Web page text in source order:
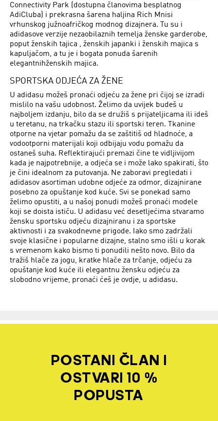
Connectivity Park (dostupna članovima besplatnog
AdiCluba) i prekrasna šarena haljina Rich Mnisi
vrhunskog južnoafričkog modnog dizajnera. Tu su i
adidasove verzije nezaobilaznih temelja ženske garderobe,
poput ženskih tajica , ženskih japanki i ženskih majica s
kapuljačom, a tu je i bogata ponuda šarenih
elegantnihženskih majica.
SPORTSKA ODJEĆA ZA ŽENE
U adidasu možeš pronaći odjeću za žene pri čijoj se izradi
mislilo na vašu udobnost. Želimo da uvijek budeš u
najboljem izdanju, bilo da se družiš s prijateljicama ili ideš
u teretanu, na trkačku stazu ili sportski teren. Tkanine
otporne na vjetar pomažu da se zaštitiš od hladnoće, a
vodootporni materijali koji odbijaju vodu pomažu da
ostaneš suha. Reflektirajući premazi čine te vidljivijom
kada je najpotrebnije, a odjeća se i može lako spakirati, što
je čini idealnom za putovanja. Ne zaboravi pregledati i
adidasov asortiman udobne odjeće za odmor, dizajnirane
posebno za opuštanje kod kuće. Svi se ponekad samo
želimo opustiti, a u našoj ponudi možeš pronaći modele
koji se doista ističu. U adidasu već desetljećima stvaramo
žensku sportsku odjeću dizajniranu i za sportske
aktivnosti i za svakodnevne prigode. Iako smo zadržali
svoje klasične i popularne dizajne, stalno smo išli u korak
s vremenom kako bismo ti ponudili nešto novo. Bilo da
tražiš hlače za jogu, kratke hlače za trčanje, odjeću za
opuštanje kod kuće ili elegantnu žensku odjeću za
slobodno vrijeme, pronaći ćeš je ovdje, u adidasu.
POSTANI ČLAN I
OSTVARI 10 %
POPUSTA